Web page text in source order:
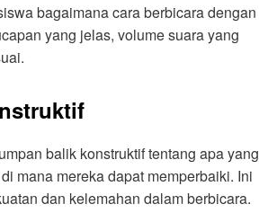
bagaimana cara berbicara dengan
yang jelas, volume suara yang
balik konstruktif tentang apa yang
mana mereka dapat memperbaiki. Ini
dan kelemahan dalam berbicara.